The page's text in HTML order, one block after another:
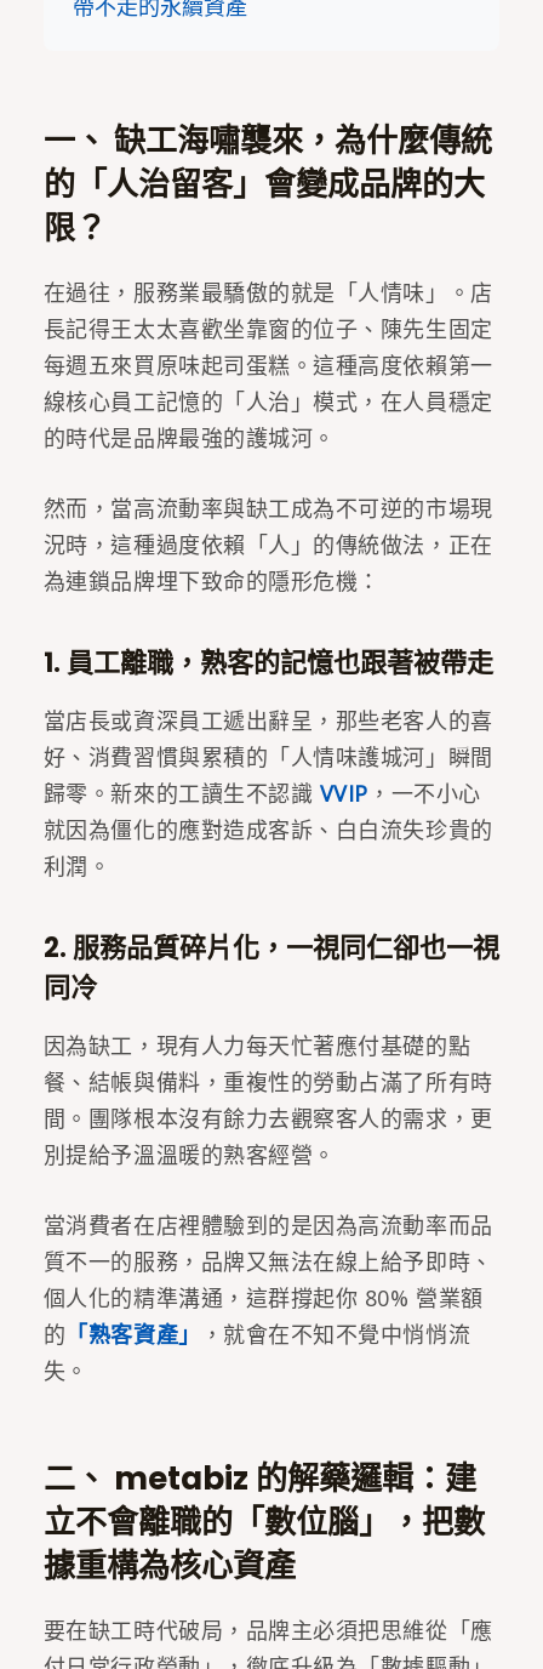
帶不走的永續資產
一、 缺工海嘯襲來，為什麼傳統
的「人治留客」會變成品牌的大
限？
在過往，服務業最驕傲的就是「人情味」。店
長記得王太太喜歡坐靠窗的位子、陳先生固定
每週五來買原味起司蛋糕。這種高度依賴第一
線核心員工記憶的「人治」模式，在人員穩定
的時代是品牌最強的護城河。
然而，當高流動率與缺工成為不可逆的市場現
況時，這種過度依賴「人」的傳統做法，正在
為連鎖品牌埋下致命的隱形危機：
1. 員工離職，熟客的記憶也跟著被帶走
當店長或資深員工遞出辭呈，那些老客人的喜
好、消費習慣與累積的「人情味護城河」瞬間
歸零。新來的工讀生不認識 VVIP ，一不小心
就因為僵化的應對造成客訴、白白流失珍貴的
利潤。
2. 服務品質碎片化，一視同仁卻也一視
同冷
因為缺工，現有人力每天忙著應付基礎的點
餐、結帳與備料，重複性的勞動占滿了所有時
間。團隊根本沒有餘力去觀察客人的需求，更
別提給予溫溫暖的熟客經營。
當消費者在店裡體驗到的是因為高流動率而品
質不一的服務，品牌又無法在線上給予即時、
個人化的精準溝通，這群撐起你 80% 營業額
的 「熟客資產」
，就會在不知不覺中悄悄流
失。
二、 metabiz 的解藥邏輯：建
立不會離職的「數位腦」，把數
據重構為核心資產
要在缺工時代破局，品牌主必須把思維從「應